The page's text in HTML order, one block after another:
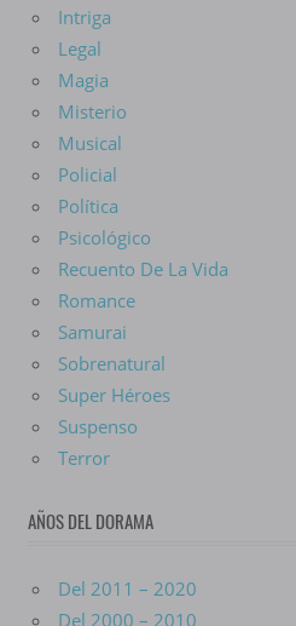
Intriga
Legal
Magia
Misterio
Musical
Policial
Política
Psicológico
Recuento De La Vida
Romance
Samurai
Sobrenatural
Super Héroes
Suspenso
Terror
AÑOS DEL DORAMA
Del 2011 – 2020
Del 2000 – 2010